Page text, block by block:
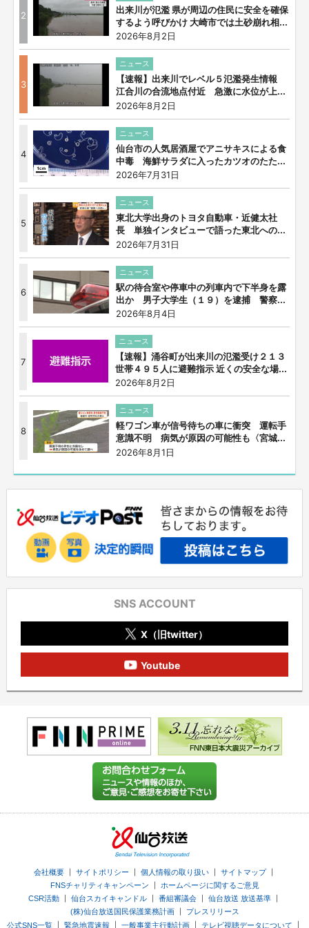
2
出来川が氾濫 県が周辺の住民に安全を確保
するよう呼びかけ 大崎市では土砂崩れ相...
2026年8月2日
3
ニュース
【速報】出来川でレベル５氾濫発生情報
江合川の合流地点付近 急激に水位が上...
2026年8月2日
4
ニュース
仙台市の人気居酒屋でアニサキスによる食
中毒 海鮮サラダに入ったカツオのたた...
2026年7月31日
5
ニュース
東北大学出身のトヨタ自動車・近健太社
長 単独インタビューで語った東北への...
2026年7月31日
6
ニュース
駅の待合室や停車中の列車内で下半身を露
出か 男子大学生（１９）を逮捕 警察...
2026年8月4日
7
ニュース
【速報】涌谷町が出来川の氾濫受け２１３
世帯４９５人に避難指示 近くの安全な場...
2026年8月2日
8
ニュース
軽ワゴン車が信号待ちの車に衝突 運転手
意識不明 病気が原因の可能性も〈宮城...
2026年8月1日
SNS ACCOUNT
X（旧twitter）
Youtube
会社概要｜ サイトポリシー ｜ 個人情報の取り扱い｜ サイトマップ｜
FNSチャリティキャンペーン
ホームページに関するご意見
CSR活動
仙台スカイキャンドル 番組審議会 仙台放送 放送基準
(株)仙台放送国民保護業務計画｜
プレスリリース
公式SNS一覧
緊急地震速報 一般事業主行動計画 テレビ視聴データについて